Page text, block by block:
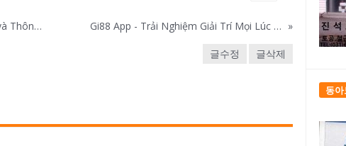
Khám Phá Tỷ Lệ Kèo Malaysia và Thông Tin Cần Biết Gi88 App - Trải Nghiệm Giải Trí Mọi Lúc Mọi Nơi! »
글수정 글삭제
동